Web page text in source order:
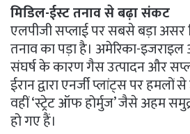
मिडिल-ईस्ट तनाव से बढ़ा संकट
एलपीजी सप्लाई पर सबसे बड़ा असर
तनाव का पड़ा है। अमेरिका-
संघर्ष के कारण गैस उत्पादन और
ईरान द्वारा एनर्जी प्लांट्स पर
वहीं ‘स्ट्रेट ऑफ होर्मुज’ जैसे अहम
हो गए हैं।